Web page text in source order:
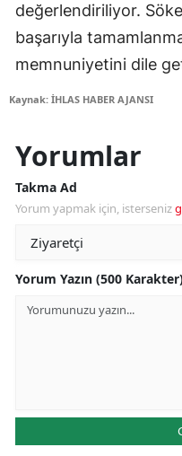
değerlendiriliyor.
başarıyla
memnuniyetini dile
Kaynak: İHLAS HABER AJANSI
Yorumlar
Takma Ad
Yorum yapmak için, isterseniz
Yorum Yazın (500